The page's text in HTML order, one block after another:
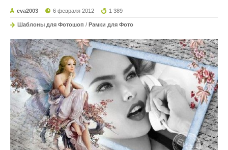
eva2003 6 февраля 2012 1 389
Шаблоны для Фотошоп / Рамки для Фото